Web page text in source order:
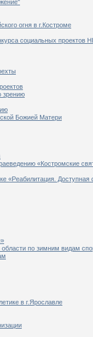
огня в г.Костроме
социальных проектов
зрению
Божией Матери
«Костромские
«Реабилитация. Доступная
области по зимним видам
в г.Ярославле